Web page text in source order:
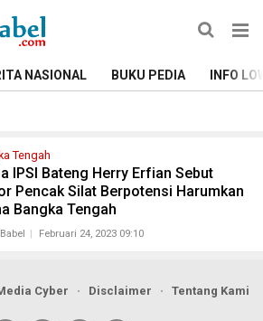
NASIONAL BUKU PEDIA INFO
Tengah
IPSI Bateng Herry Erfian Sebut
Pencak Silat Berpotensi Harumkan
Bangka Tengah
Februari 24, 2023 09:10
Cyber Disclaimer Tentang Kami